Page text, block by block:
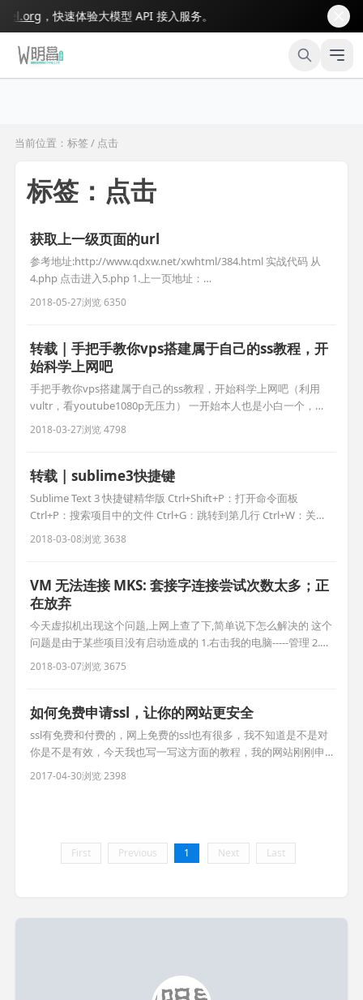
，快速体验大模型 API 接入服务。
当前位置：标签 / 点击
标签：点击
获取上一级页面的url
参考地址:http://www.qdxw.net/xwhtml/384.html 实战代码 从
4.php 点击进入5.php 1.上一页地址：
http://localhost/box/4.php 2.当前地址： /box/5.php 3.带参地
址： localhost/box/5.php?
2018-05-27浏览 6350
转载 | 手把手教你vps搭建属于自己的ss教程，开
始科学上网吧
手把手教你vps搭建属于自己的ss教程，开始科学上网吧（利用
vultr，看youtube1080p无压力） ​​一开始本人也是小白一个，但
是之前用过各种fq方法，都不是很理想，前些天终于开始搭建自
己通道，目前用起来还是很爽的。youtube高清视频无压力,尽情
ssh putty无法连接 现象，可
2018-03-27浏览 4798
转载 | sublime3快捷键
Sublime Text 3 快捷键精华版 Ctrl+Shift+P：打开命令面板
Ctrl+P：搜索项目中的文件 Ctrl+G：跳转到第几行 Ctrl+W：关闭
当前打开文件 Ctrl+Shift+W：关闭所有打开文件 Ctrl+Shift+V：粘
贴并格式化 Ctrl+D：选择单词，重复可增加选择下一个相同的单
2018-03-08浏览 3638
VM 无法连接 MKS: 套接字连接尝试次数太多；正
在放弃
今天虚拟机出现这个问题,上网上查了下,简单说下怎么解决的 这个
问题是由于某些项目没有启动造成的 1.右击我的电脑-----管理 2.点
击服务---如图所示,依次启动图中选中的服务 ok,之后再重启虚拟
机, 打开了完美解决
2018-03-07浏览 3675
如何免费申请ssl，让你的网站更安全
ssl有免费和付费的，网上免费的ssl也有很多，我不知道是不是对
你是不是有效，今天我也写一写这方面的教程，我的网站刚刚申
请成功，我就把我的申请过程写下来，仅供参考 打开网址
https://www.sslforfree.com/，如下界面 输入你想要申请的网
2017-04-30浏览 2398
First Previous 1 Next Last